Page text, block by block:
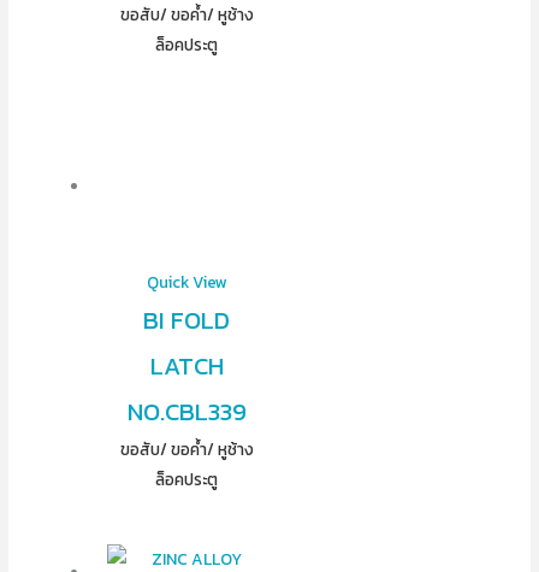
ขอสับ/ ขอค้ำ/ หูช้าง
ล็อคประตู
Quick View
BI FOLD
LATCH
NO.CBL339
ขอสับ/ ขอค้ำ/ หูช้าง
ล็อคประตู